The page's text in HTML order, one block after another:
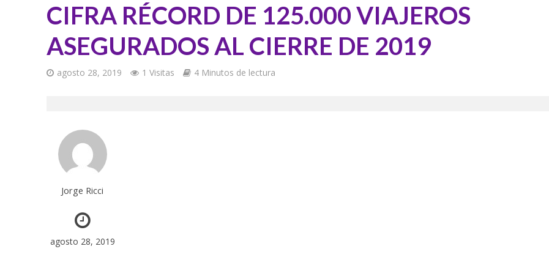
CIFRA RÉCORD DE 125.000 VIAJEROS
ASEGURADOS AL CIERRE DE 2019
agosto 28, 2019 1 Visitas 4 Minutos de lectura
Jorge Ricci
agosto 28, 2019